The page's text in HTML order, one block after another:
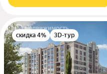
скидка 4% 3D-тур